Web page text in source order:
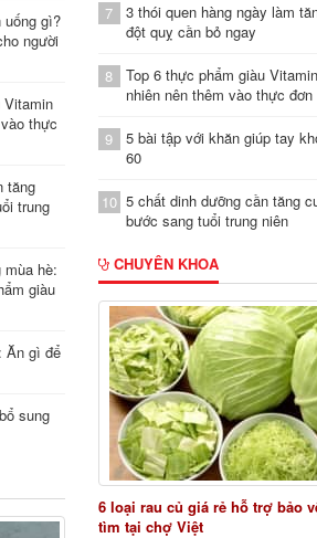
uống gì?
người
Vitamin
thực
tăng
trung
hè:
giàu
Ăn gì để
sung
7
3 thói quen hàng ngày làm
đột quỵ cần bỏ ngay
8
Top 6 thực phẩm giàu
nhiên nên thêm vào thực đơn
9
5 bài tập với khăn giúp tay
60
10 5 chất dinh dưỡng cần tăng
bước sang tuổi trung niên
CHUYÊN KHOA
6 loại rau củ giá rẻ hỗ trợ bảo
tìm tại chợ Việt